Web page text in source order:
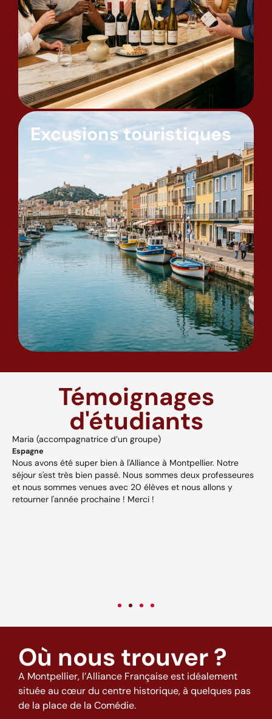
Excusions touristiques
Témoignages
d'étudiants
Maria (accompagnatrice d’un groupe)
Espagne
Nous avons été super bien à l'Alliance à Montpellier. Notre
séjour s'est très bien passé. Nous sommes deux professeures
et nous sommes venues avec 20 élèves et nous allons y
retourner l'année prochaine ! Merci !
Où nous trouver ?
A Montpellier, l’Alliance Française est idéalement
située au cœur du centre historique, à quelques pas
de la place de la Comédie.